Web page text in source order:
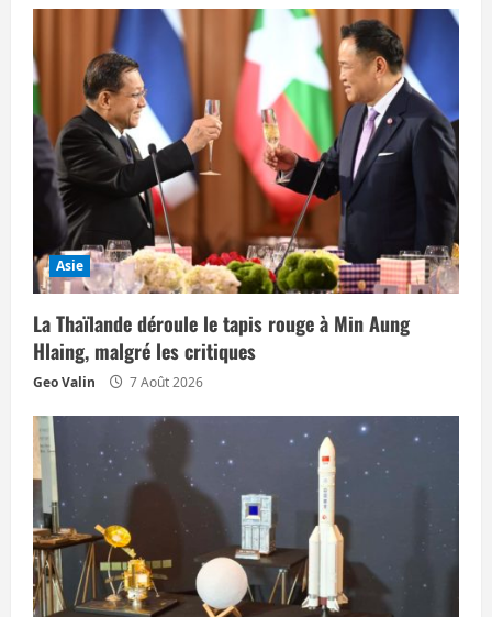
i
o
n
a
r
t
i
c
l
e
Asie
La Thaïlande déroule le tapis rouge à Min Aung
Hlaing, malgré les critiques
Geo Valin 7 Août 2026